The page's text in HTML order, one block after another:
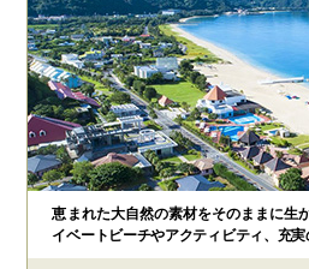
恵まれた大自然の素材をそのままに生
イベートビーチやアクティビティ、充